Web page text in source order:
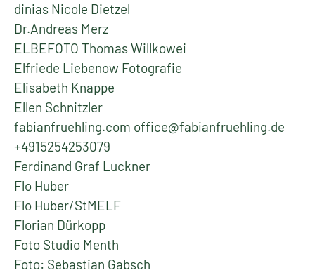
dinias Nicole Dietzel
Dr.Andreas Merz
ELBEFOTO Thomas Willkowei
Elfriede Liebenow Fotografie
Elisabeth Knappe
Ellen Schnitzler
fabianfruehling.com office@fabianfruehling.de
+4915254253079
Ferdinand Graf Luckner
Flo Huber
Flo Huber/StMELF
Florian Dürkopp
Foto Studio Menth
Foto: Sebastian Gabsch